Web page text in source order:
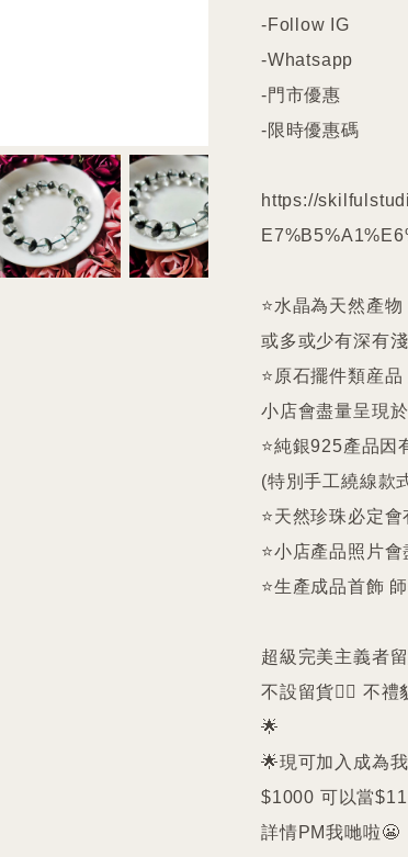
-Follow IG
-Whatsapp
-門市優惠
-限時優惠碼
https://
⭐️水晶為天然產
或多或少有深有
⭐️原石擺件類産
小店會盡量呈現
⭐️純銀925產品因
(特別手工繞線款
⭐️天然珍珠必定
⭐️小店產品照片
⭐️生產成品首飾
超級完美主義者留
不設留貨🙅‍♀️ 不禮
🌟
🌟現可加入成為
$1000 可以當
詳情PM我哋啦😬